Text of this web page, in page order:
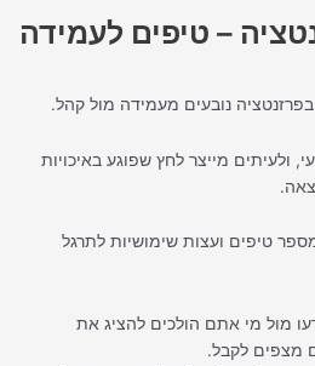
– טיפים לעמידה
נובעים מעמידה מול קהל.
ולעיתים מייצר לחץ שפוגע באיכויות
טיפים ועצות שימושיות לתרגל
מול מי אתם הולכים להציג את
מצפים לקבל.